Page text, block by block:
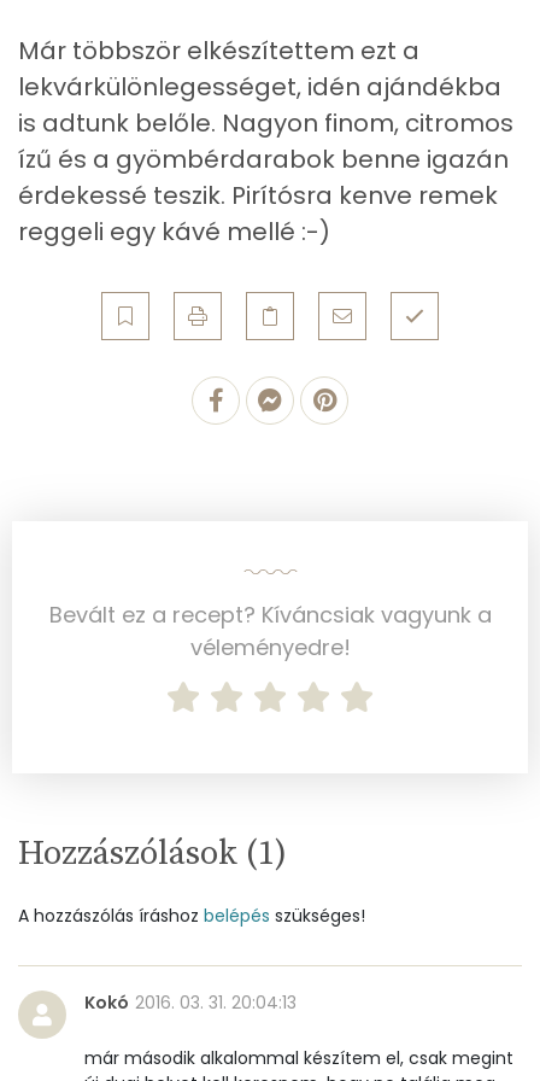
Kálcium
115 mg
Vas
1 mg
Magnézium
35 mg
Foszfor
Nátrium
4 mg
Vitaminok
Összesen
A vitamin (RAE):
27 micro
B6 vitamin:
B12 Vitamin:
0 micro
Már többször elkészítettem ezt a
lekvárkülönlegességet, idén ajándékba
is adtunk belőle. Nagyon finom, citromos
ízű és a gyömbérdarabok benne igazán
érdekessé teszik. Pirítósra kenve remek
reggeli egy kávé mellé :-)
Bevált ez a recept? Kíváncsiak vagyunk a
véleményedre!
Hozzászólások (1)
A hozzászólás íráshoz belépés szükséges!
Kokó 2016. 03. 31. 20:04:13
már második alkalommal készítem el, csak megint